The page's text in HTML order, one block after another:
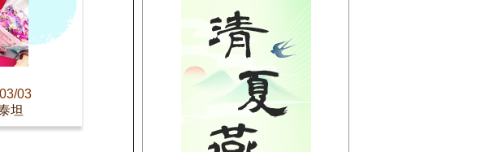
03
坦
LAN
【HitFm正在進行】
早安東台灣